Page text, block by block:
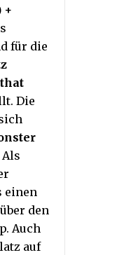
+
für die
Die
einen
über den
Auch
auf